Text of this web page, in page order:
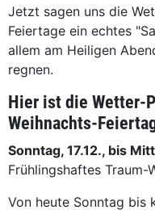
Jetzt sagen uns die
Feiertage ein echtes
allem am Heiligen
regnen.
Hier ist die Wetter-
Weihnachts-
Sonntag, 17.12., bis
Frühlingshaftes
Von heute Sonntag bis